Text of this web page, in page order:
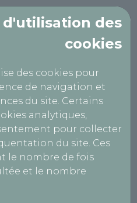
des
cookies
des cookies pour
de navigation et
du site. Certains
analytiques,
pour collecter
du site. Ces
le nombre de fois
et le nombre
CEPOY
confidentialité